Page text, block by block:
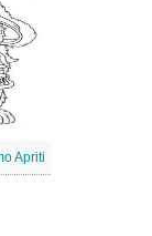
Apriti